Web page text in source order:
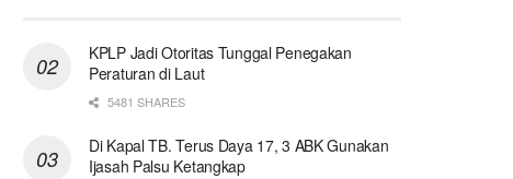
KPLP Jadi Otoritas Tunggal Penegakan
Peraturan di Laut
5481 SHARES
Di Kapal TB. Terus Daya 17, 3 ABK Gunakan
Ijasah Palsu Ketangkap